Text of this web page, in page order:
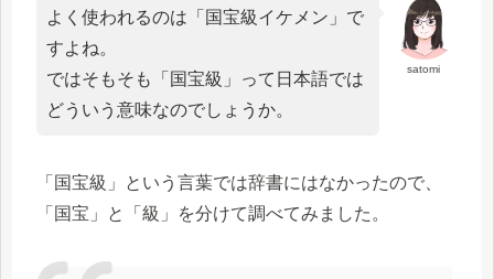
satomi
よく使われるのは「国宝級イケメン」で
すよね。
ではそもそも「国宝級」って日本語では
どういう意味なのでしょうか。
「国宝級」という言葉では辞書にはなかったので、
「国宝」と「級」を分けて調べてみました。